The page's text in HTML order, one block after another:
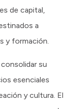
de capital,
a
y formación.
su
esenciales
y cultura. El